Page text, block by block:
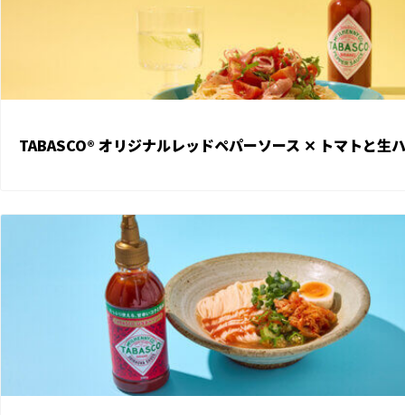
TABASCO® オリジナルレッドペパーソース ✕︎ トマトと生
View TABASCO® シラチャーソース ✕ ︎冷麺風白だしそうめん recipe